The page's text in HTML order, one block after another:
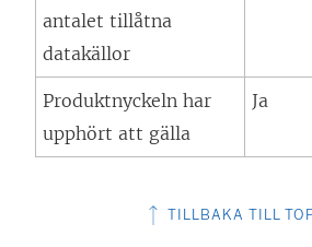
antalet tillåtna
datakällor
Produktnyckeln har
upphört att gälla
Ja
TILLBAKA TILL